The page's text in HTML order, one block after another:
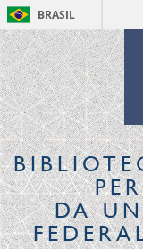
BRASIL
DA